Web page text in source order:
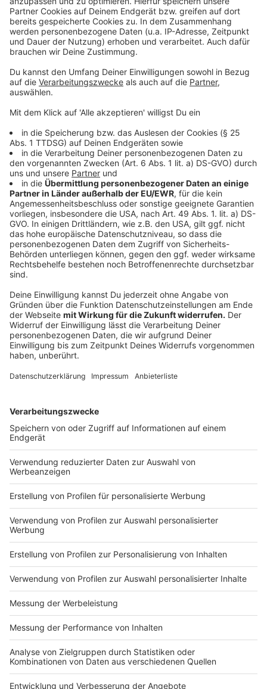
Energiekostensteigerungen reagiert und sechs
Milliarden Euro zur Verfügung gestellt. Die fließen
demnach aber nur teilweise wirklich in die Kliniken.
Immerhin habe sich die Politik kurzfristig
als direkte pauschale Hilfen ausgezahlt werden, heißt
es. Andere inflationsbedingte Mehrkosten - wie bei
Material, externen Dienstleistern, Lebensmitteln usw.
- träfen die Kliniken trotzdem weiterhin.
Die Krankenhäuser hätten keine Möglichkeit, die
gestiegenen Preise weiterzugeben. Die
Preissteigerungen der Kliniken sind für das Jahr 2023
bei 4,3 Prozent gesetzlich gedeckelt, die Inflation
liegt weit darüber.
Durch die inflationsbedingten Kostensteigerungen
werden die Krankenhäuser in Deutschland bis Ende des
Jahres 2023 ein Defizit von rund 10 Milliarden Euro
angehäuft haben, heißt es weiter. Zu den
gesicherte Refinanzierung der Tarifsteigerungen. Und
für 2024 seien nach dem Tarifabschluss im
Öffentlichen Dienst weitere Kostensteigerungen
absehbar.
Die Kliniken fordern am bundesweiten Aktionstag am
20.6. die Politik auf, verlässliche Rahmenbedingungen
verlässlich ihre Arbeit planen können.
Bis die große Krankenhausreform wirklich greift,
müssten Insolvenzen in den Krankenhäusern
vermieden werden, damit die Versorgungssicherheit
überall im Land gesichert bleibt. Daher sei es
entscheidend, dass die Arbeit der Kliniken nicht immer
wieder durch kurzfristige Hilfsprogramme und
Rettungsschirme unterstützt wird. Vielmehr benötige
das Krankenhaussystem eine verlässliche und
nachhaltige Finanzierung, die die Kliniken aus der
anhaltenden wirtschaftlichen Unsicherheit heraushole.
Anzeige
Anzeige